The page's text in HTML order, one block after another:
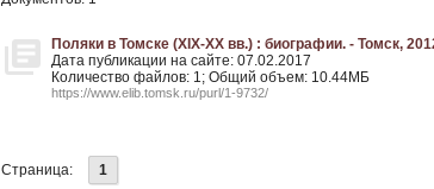
Поляки в Томске (XIX-XX вв.) : биографии. - Томск,
Дата публикации на сайте: 07.02.2017
Количество файлов: 1; Общий объем: 10.44МБ
https://www.elib.tomsk.ru/purl/1-9732/
Страница: 1